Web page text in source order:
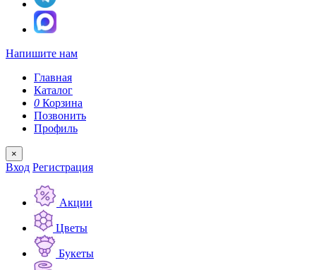
Напишите нам
Главная
Каталог
0 Корзина
Позвонить
Профиль
×
Вход Регистрация
Акции
Цветы
Букеты